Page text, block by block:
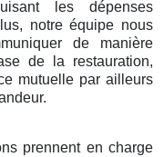
les dépenses
notre équipe nous
de manière
de la restauration,
mutuelle par ailleurs
prennent en charge